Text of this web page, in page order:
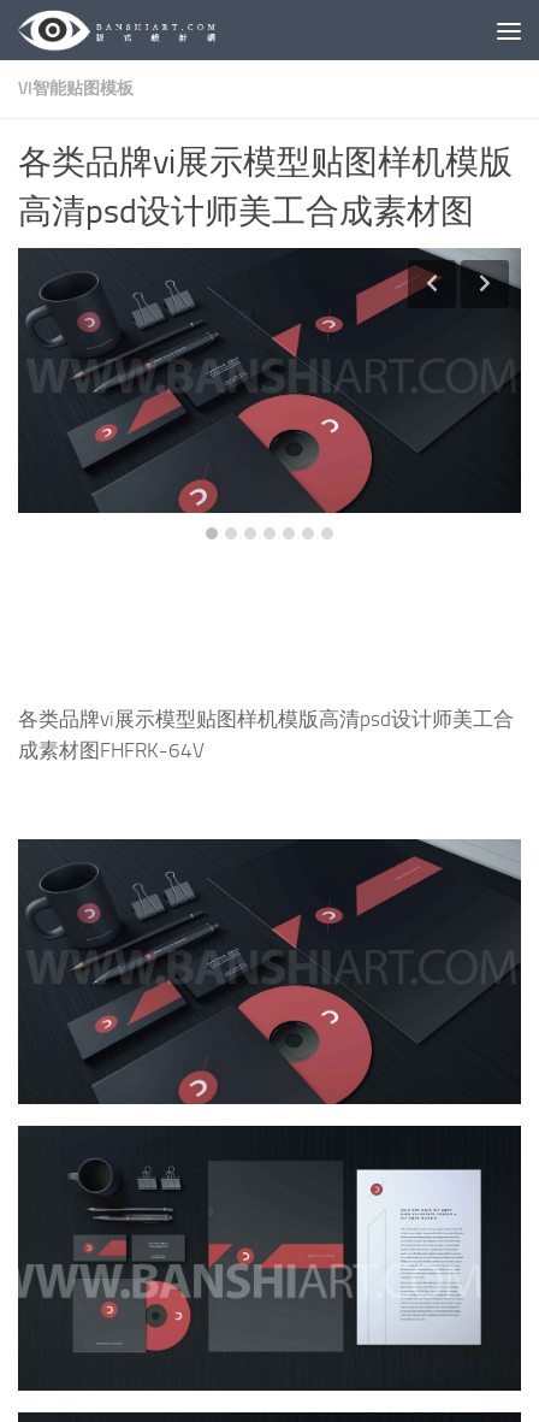
Skip to content
VI智能贴图模板
各类品牌vi展示模型贴图样机模版
高清psd设计师美工合成素材图
各类品牌vi展示模型贴图样机模版高清psd设计师美工合
成素材图FHFRK-64V